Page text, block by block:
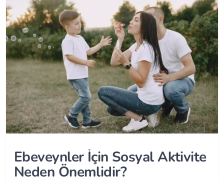
Ebeveynler İçin Sosyal Aktivite
Neden Önemlidir?